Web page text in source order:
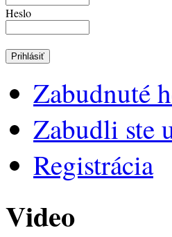
Heslo
Zabudnuté
Zabudli ste
Registrácia
Video